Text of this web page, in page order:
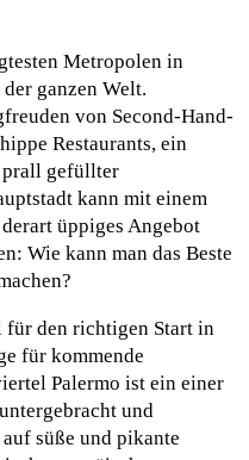
Metropolen in
ganzen Welt.
von Second-Hand-
Restaurants, ein
prall gefüllter
kann mit einem
üppiges Angebot
Wie kann man das Beste
für den richtigen Start in
für kommende
Palermo ist ein einer
und
süße und pikante